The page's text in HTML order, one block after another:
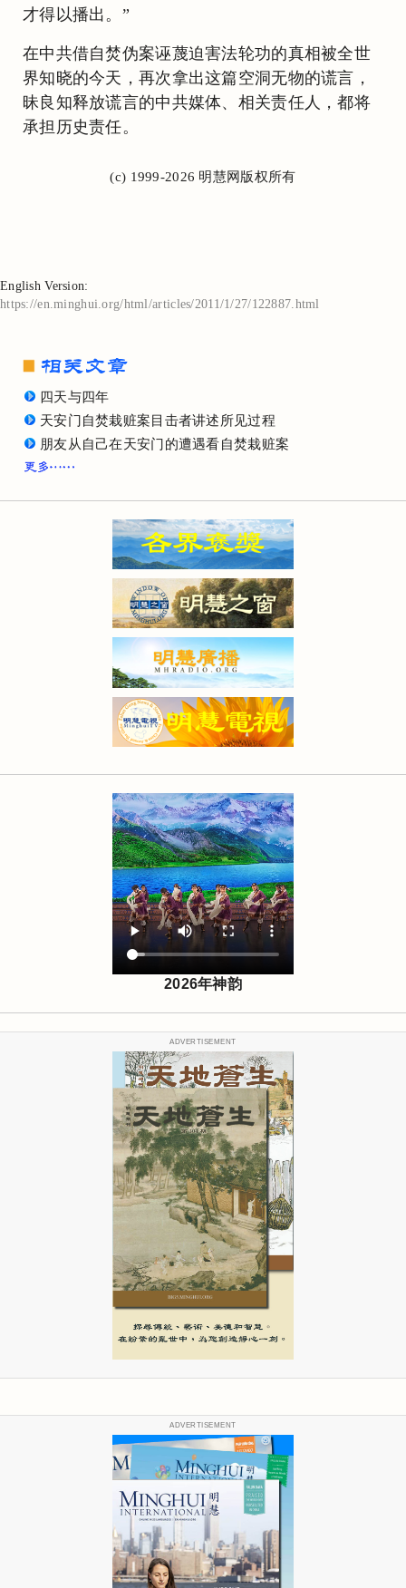
才得以播出。”
在中共借自焚伪案诬蔑迫害法轮功的真相被全世
界知晓的今天，再次拿出这篇空洞无物的谎言，
昧良知释放谎言的中共媒体、相关责任人，都将
承担历史责任。
(c) 1999-2026 明慧网版权所有
English Version:
https://en.minghui.org/html/articles/2011/1/27/122887.html
四天与四年
天安门自焚栽赃案目击者讲述所见过程
朋友从自己在天安门的遭遇看自焚栽赃案
2026年神韵
ADVERTISEMENT
ADVERTISEMENT